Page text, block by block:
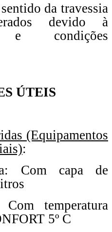
da travessia
devido à
e condições
ÚTEIS
(Equipamentos
:
Com capa de
temperatura
5º C